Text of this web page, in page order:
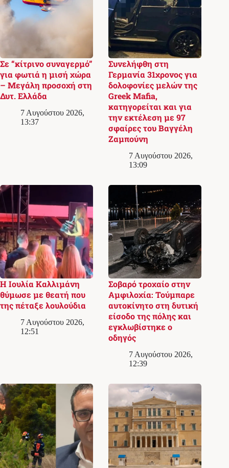
Σε “κίτρινο συναγερμό”
για φωτιά η μισή χώρα
– Μεγάλη προσοχή στη
Δυτ. Ελλάδα
7 Αυγούστου 2026,
13:37
Συνελήφθη στη
Γερμανία 31χρονος για
δολοφονίες μελών της
Greek Mafia,
κατηγορείται και για
την εκτέλεση με 97
σφαίρες του Βαγγέλη
Ζαμπούνη
7 Αυγούστου 2026,
13:09
Η Ιουλία Καλλιμάνη
θύμωσε με θεατή που
της πέταξε λουλούδια
7 Αυγούστου 2026,
12:51
Σοβαρό τροχαίο στην
Αμφιλοχία: Τούμπαρε
αυτοκίνητο στη δυτική
είσοδο της πόλης και
εγκλωβίστηκε ο
οδηγός
7 Αυγούστου 2026,
12:39